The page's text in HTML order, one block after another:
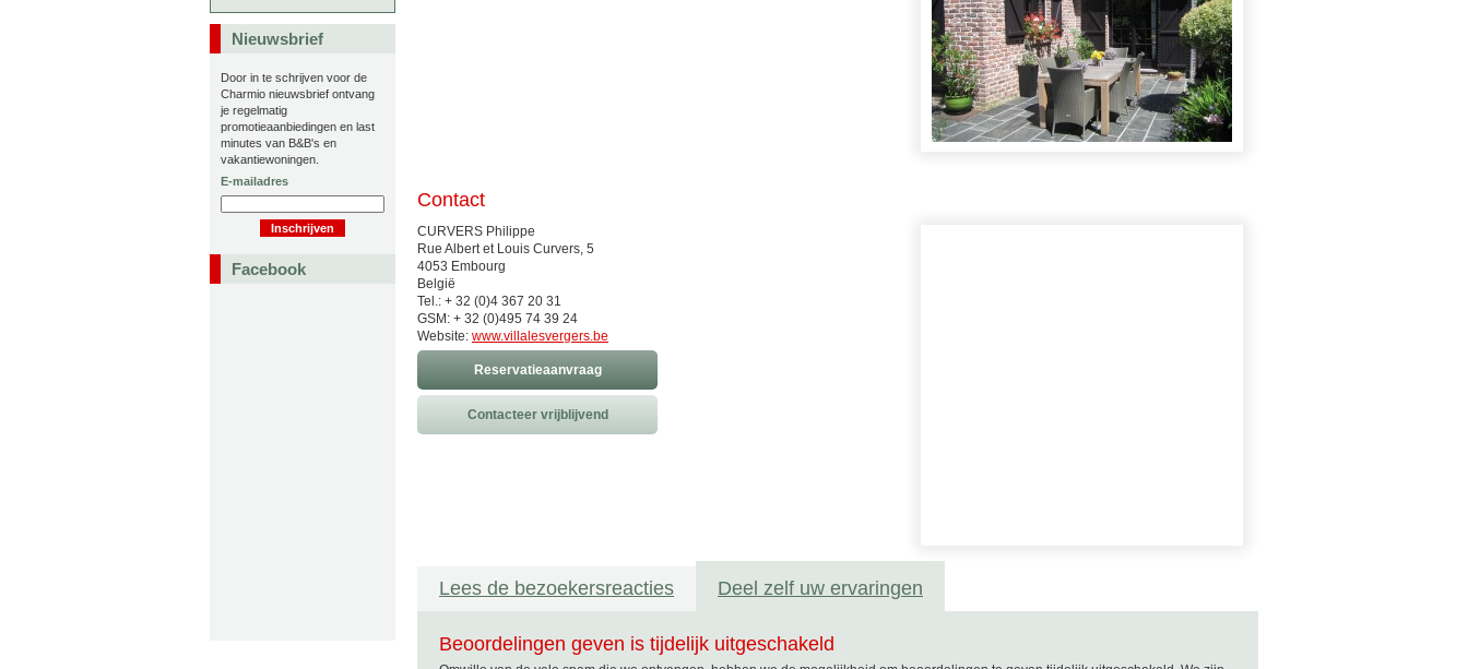
Contact
CURVERS Philippe
Rue Albert et Louis Curvers, 5
4053 Embourg
België
Tel.: + 32 (0)4 367 20 31
GSM: + 32 (0)495 74 39 24
Website: www.villalesvergers.be
Reservatieaanvraag
Contacteer vrijblijvend
Lees de bezoekersreacties Deel zelf uw ervaringen
Beoordelingen geven is tijdelijk uitgeschakeld
Nieuwsbrief
Door in te schrijven voor de
Charmio nieuwsbrief ontvang
je regelmatig
promotieaanbiedingen en last
minutes van B&B's en
vakantiewoningen.
E-mailadres
Facebook